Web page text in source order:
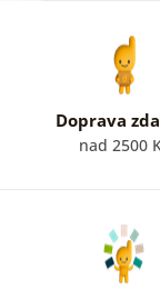
Doprava
nad 2500